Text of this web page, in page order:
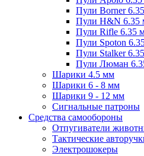
Пули Borner
Пули H&N 6.35
Пули Rifle 6.35
Пули Spoton
Пули Stalker
Пули Люман
Шарики 4.5 мм
Шарики 6 - 8 мм
Шарики 9 - 12 мм
Сигнальные патроны
Средства самообороны
Отпугиватели
Тактические
Электрошокеры